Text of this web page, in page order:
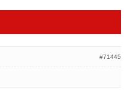
#71445